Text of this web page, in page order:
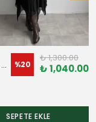
Simetrik Şifon Etek %20
₺ 1,300.00
₺ 1,040.00
SEPETE EKLE